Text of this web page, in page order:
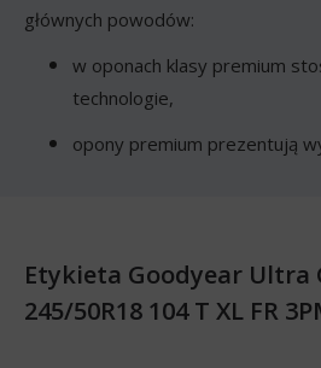
głównych powodów:
w oponach klasy premium
technologie,
opony premium prezentują
Etykieta Goodyear Ultra
245/50R18 104 T XL FR